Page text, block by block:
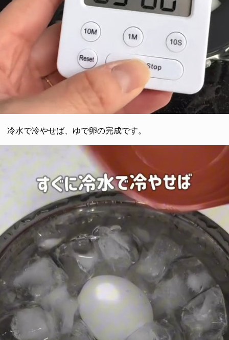
冷水で冷やせば、ゆで卵の完成です。